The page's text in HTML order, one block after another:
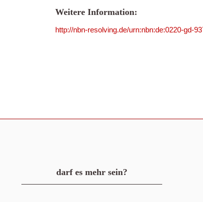
Weitere Information:
http://nbn-resolving.de/urn:nbn:de:0220-gd-
darf es mehr sein?